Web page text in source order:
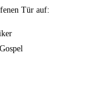
Tür auf: